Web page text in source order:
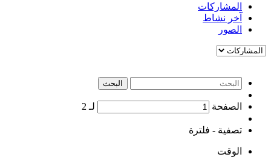
المشاركات
آخر نشاط
الصور
البحث
الصفحة لـ 2
تصفية - فلترة
الوقت